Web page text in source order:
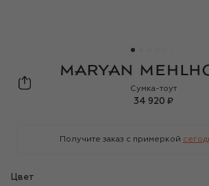
Maryan Mehlhorn
Сумка-тоут
34 920 ₽
Получите заказ с примеркой
Цвет